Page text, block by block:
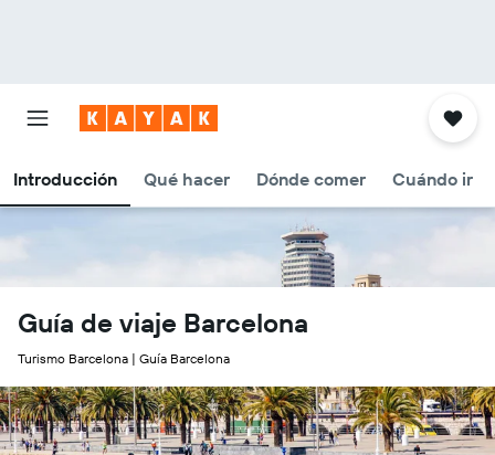
Introducción Qué hacer Dónde comer Cuándo ir
Guía de viaje Barcelona
Turismo Barcelona | Guía Barcelona